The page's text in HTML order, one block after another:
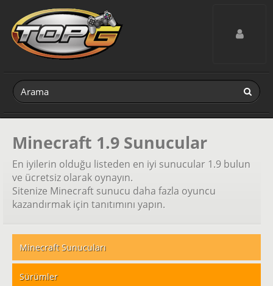
Toggle
Minecraft 1.9 Sunucular
En iyilerin olduğu listeden en iyi sunucular 1.9 bulun
ve ücretsiz olarak oynayın.
Sitenize Minecraft sunucu daha fazla oyuncu
kazandırmak için tanıtımını yapın.
Minecraft Sunucuları
Sürümler